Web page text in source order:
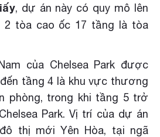
, dự án này có quy mô lên
tòa cao ốc 17 tầng là tòa
của Chelsea Park được
tầng 4 là khu vực thương
phòng, trong khi tầng 5 trở
Park. Vị trí của dự án
thị mới Yên Hòa, tại ngã